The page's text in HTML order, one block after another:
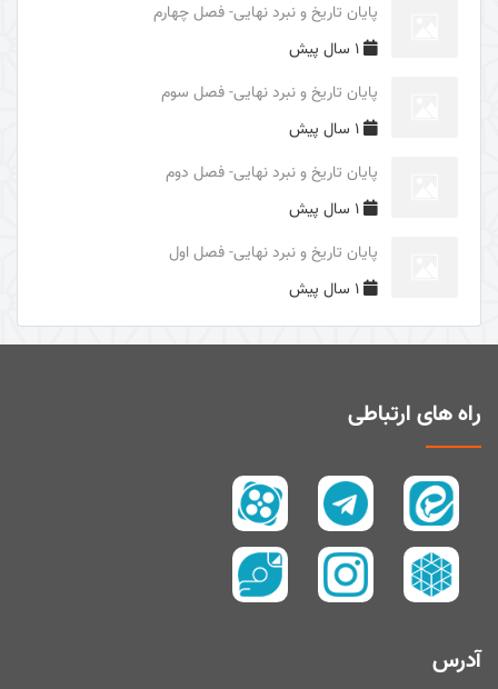
الگوهای تصمیم گیری در حادثۀ عاشورا
شرح عبارت «الوتر الموتور» در زیارت عاشورا
شرح روایت «حسینٌ مِنّی و أنا مِن حسین»
برکت محرم حسینی
نبوت و امامت
دوری از مرگ جاهلیت
سال1395
سال 1394
زیارت و توسل
پیامبر امّی (صلی الله علیه و آله و سلم)
تفسیر سورۀ کوثر
سال 1397
سال 1395
پایان تاریخ و نبرد نهایی- فصل چهارم
1 سال پیش
پایان تاریخ و نبرد نهایی- فصل سوم
1 سال پیش
پایان تاریخ و نبرد نهایی- فصل دوم
1 سال پیش
پایان تاریخ و نبرد نهایی- فصل اول
1 سال پیش
راه های ارتباطی
آدرس